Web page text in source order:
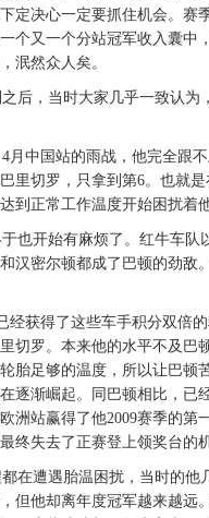
定决心一定要抓住机会。赛
个又一个分站冠军收入囊中
泯然众人矣。
后，当时大家几乎一致认为
中国站的雨战，他完全跟
里切罗，只拿到第6。也就
到正常工作温度开始困扰着他
也开始有麻烦了。红牛车队
汉密尔顿都成了巴顿的劲敌
获得了这些车手积分双倍
切罗。本来他的水平不及巴
胎足够的温度，所以让巴顿
逐渐崛起。同巴顿相比，已
洲站赢得了他2009赛季的第
终失去了正赛登上领奖台的机
在遭遇胎温困扰，当时的他
但他却离年度冠军越来越远